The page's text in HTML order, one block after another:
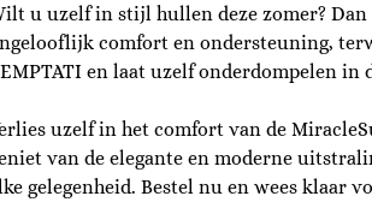
u uzelf in stijl hullen deze zomer? Dan
comfort en ondersteuning,
en laat uzelf onderdompelen
uzelf in het comfort van de
van de elegante en moderne
gelegenheid. Bestel nu en wees klaar